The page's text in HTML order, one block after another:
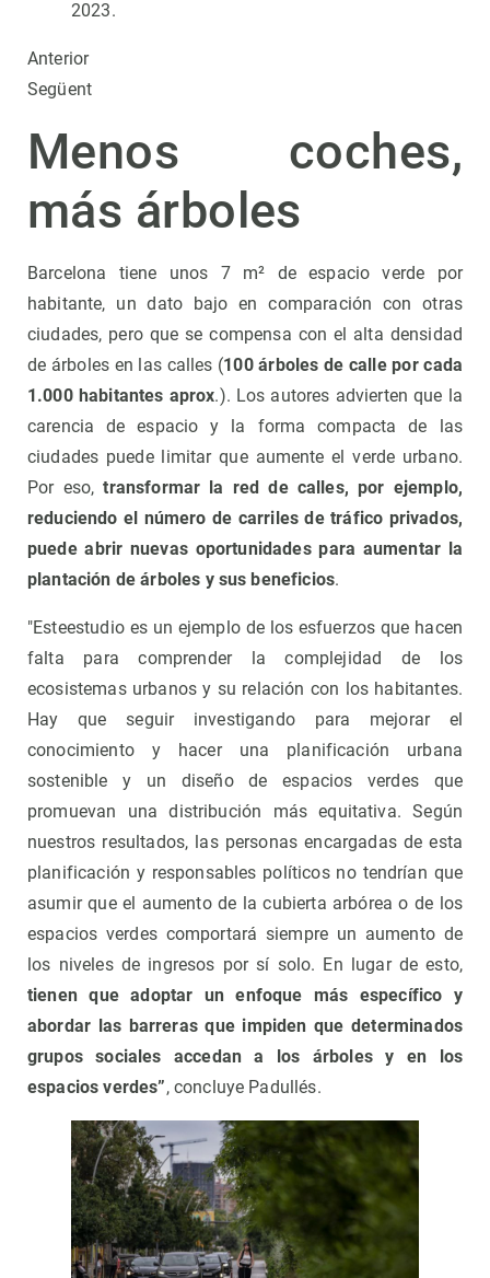
2023.
Anterior
Següent
Menos coches,
más árboles
Barcelona tiene unos 7 m² de espacio verde por
habitante, un dato bajo en comparación con otras
ciudades, pero que se compensa con el alta densidad
de árboles en las calles (100 árboles de calle por cada
1.000 habitantes aprox.). Los autores advierten que la
carencia de espacio y la forma compacta de las
ciudades puede limitar que aumente el verde urbano.
Por eso, transformar la red de calles, por ejemplo,
reduciendo el número de carriles de tráfico privados,
puede abrir nuevas oportunidades para aumentar la
plantación de árboles y sus beneficios.
"Esteestudio es un ejemplo de los esfuerzos que hacen
falta para comprender la complejidad de los
ecosistemas urbanos y su relación con los habitantes.
Hay que seguir investigando para mejorar el
conocimiento y hacer una planificación urbana
sostenible y un diseño de espacios verdes que
promuevan una distribución más equitativa. Según
nuestros resultados, las personas encargadas de esta
planificación y responsables políticos no tendrían que
asumir que el aumento de la cubierta arbórea o de los
espacios verdes comportará siempre un aumento de
los niveles de ingresos por sí solo. En lugar de esto,
tienen que adoptar un enfoque más específico y
abordar las barreras que impiden que determinados
grupos sociales accedan a los árboles y en los
espacios verdes”, concluye Padullés.